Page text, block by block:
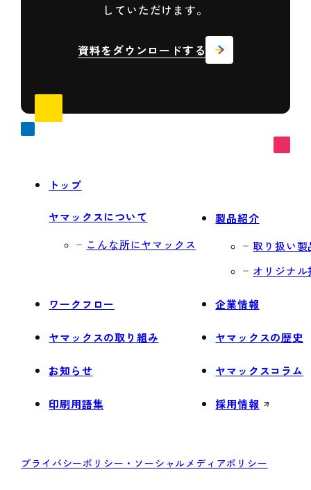
していただけます。
資料をダウンロードする
トップ
ヤマックスについて
こんな所にヤマックス
製品紹介
取り扱い製
オリジナル
ワークフロー 企業情報
ヤマックスの取り組み ヤマックスの歴史
お知らせ ヤマックスコラム
印刷用語集 採用情報
プライバシーポリシー・ソーシャルメディアポリシー